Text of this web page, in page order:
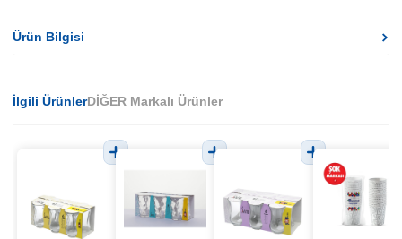
Ürün Bilgisi
İlgili ÜrünlerDİĞER Markalı Ürünler